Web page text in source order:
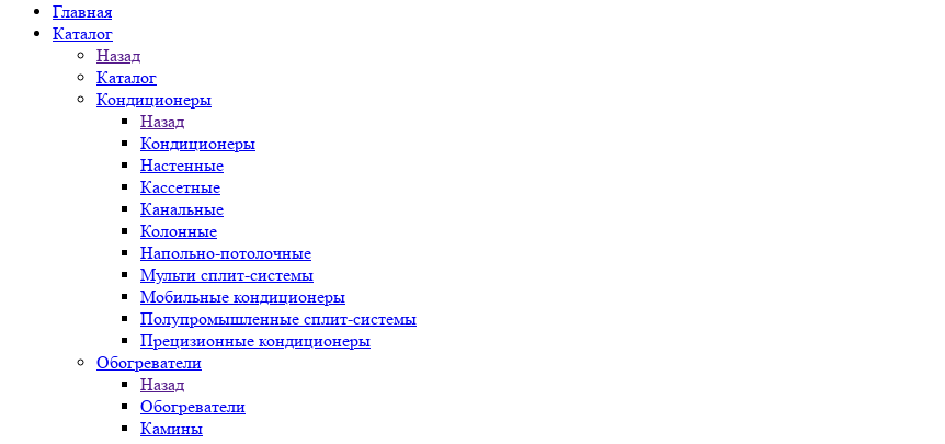
Главная
Каталог
Назад
Каталог
Кондиционеры
Назад
Кондиционеры
Настенные
Кассетные
Канальные
Колонные
Напольно-потолочные
Мульти сплит-системы
Мобильные кондиционеры
Полупромышленные сплит-системы
Прецизионные кондиционеры
Обогреватели
Назад
Обогреватели
Камины